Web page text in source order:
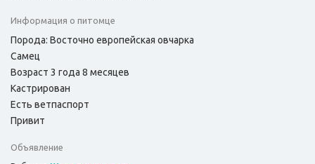
Информация о питомце
Порода: Восточно европейская овчарка
Самец
Возраст 3 года 8 месяцев
Кастрирован
Есть ветпаспорт
Привит
Объявление